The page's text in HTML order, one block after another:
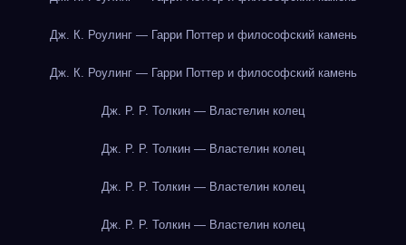
Дж. К. Роулинг — Гарри Поттер и философский камень
Дж. К. Роулинг — Гарри Поттер и философский камень
Дж. Р. Р. Толкин — Властелин колец
Дж. Р. Р. Толкин — Властелин колец
Дж. Р. Р. Толкин — Властелин колец
Дж. Р. Р. Толкин — Властелин колец